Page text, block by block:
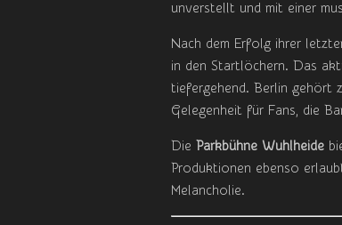
unverstellt und mit einer
Nach dem Erfolg ihrer
in den Startlöchern. Das
tiefergehend. Berlin gehört
Gelegenheit für Fans, die
Die Parkbühne Wuhlheide
Produktionen ebenso
Melancholie.